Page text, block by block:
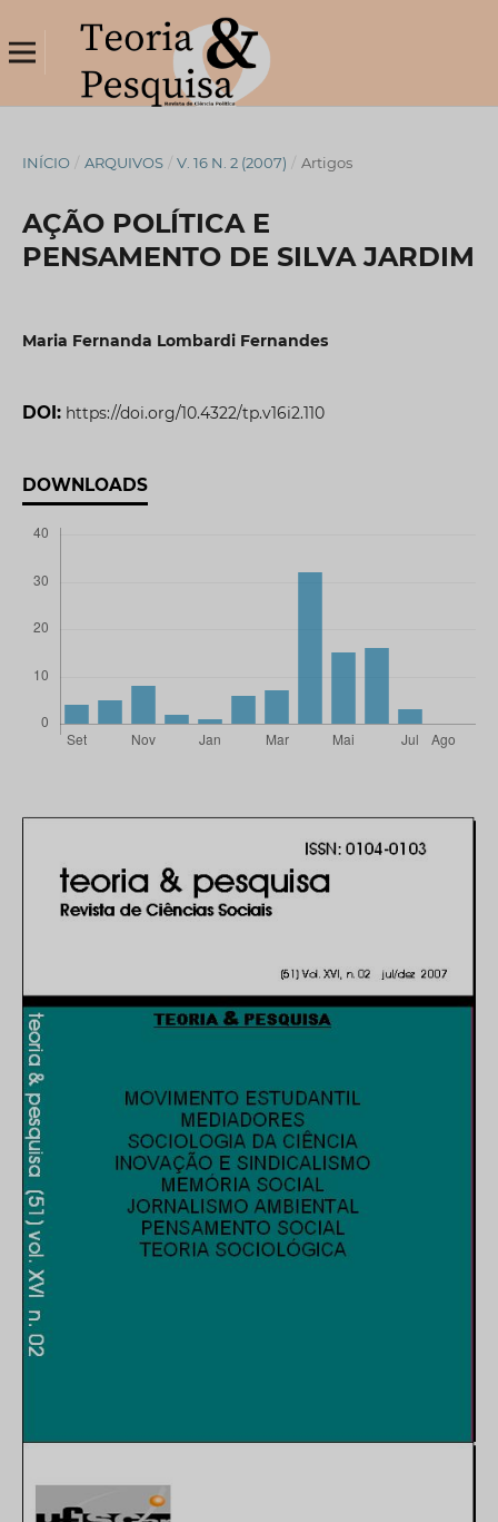
INÍCIO / ARQUIVOS / V. 16 N. 2 (2007) / Artigos
AÇÃO POLÍTICA E
PENSAMENTO DE SILVA JARDIM
Maria Fernanda Lombardi Fernandes
DOI: https://doi.org/10.4322/tp.v16i2.110
DOWNLOADS